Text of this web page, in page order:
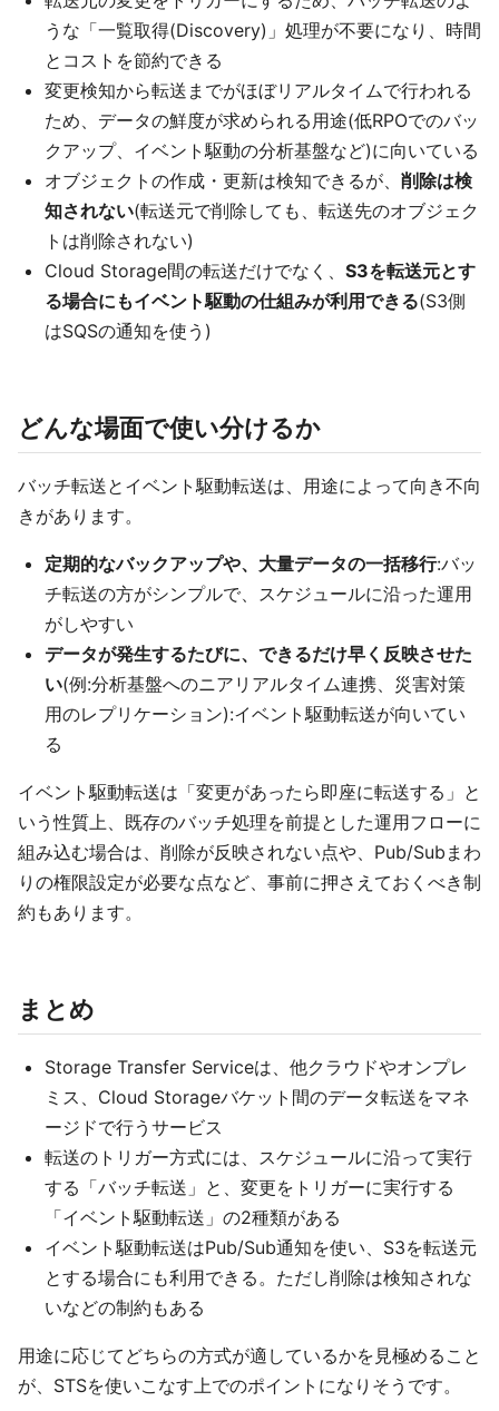
うな「一覧取得(Discovery)」処理が不要になり、時間
とコストを節約できる
変更検知から転送までがほぼリアルタイムで行われる
ため、データの鮮度が求められる用途(低RPOでのバッ
クアップ、イベント駆動の分析基盤など)に向いている
オブジェクトの作成・更新は検知できるが、 削除は検
知されない(転送元で削除しても、転送先のオブジェク
トは削除されない)
Cloud Storage間の転送だけでなく、 S3を転送元とす
る場合にもイベント駆動の仕組みが利用できる(S3側
はSQSの通知を使う)
どんな場面で使い分けるか
バッチ転送とイベント駆動転送は、用途によって向き不向
きがあります。
定期的なバックアップや、大量データの一括移行:バッ
チ転送の方がシンプルで、スケジュールに沿った運用
がしやすい
データが発生するたびに、できるだけ早く反映させた
い(例:分析基盤へのニアリアルタイム連携、災害対策
用のレプリケーション):イベント駆動転送が向いてい
る
イベント駆動転送は「変更があったら即座に転送する」と
いう性質上、既存のバッチ処理を前提とした運用フローに
組み込む場合は、削除が反映されない点や、Pub/Subまわ
りの権限設定が必要な点など、事前に押さえておくべき制
約もあります。
まとめ
Storage Transfer Serviceは、他クラウドやオンプレ
ミス、Cloud Storageバケット間のデータ転送をマネ
ージドで行うサービス
転送のトリガー方式には、スケジュールに沿って実行
する「バッチ転送」と、変更をトリガーに実行する
「イベント駆動転送」の2種類がある
イベント駆動転送はPub/Sub通知を使い、S3を転送元
とする場合にも利用できる。ただし削除は検知されな
いなどの制約もある
用途に応じてどちらの方式が適しているかを見極めること
が、STSを使いこなす上でのポイントになりそうです。